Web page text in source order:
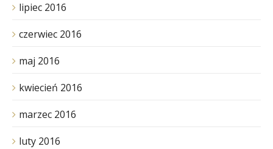
lipiec 2016
czerwiec 2016
maj 2016
kwiecień 2016
marzec 2016
luty 2016